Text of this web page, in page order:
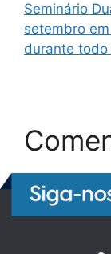
Seminário
setembro
durante todo
Nenhum